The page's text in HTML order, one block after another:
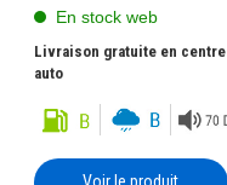
En stock web
Livraison gratuite en centre
auto